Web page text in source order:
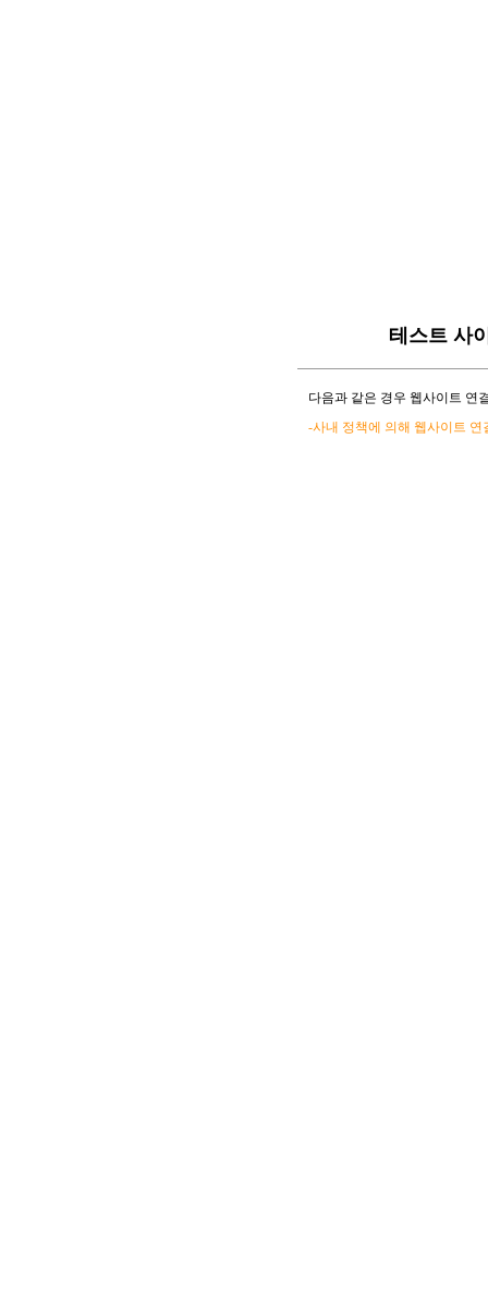
테스트 사
다음과 같은 경우 웹사이트 연
-사내 정책에 의해 웹사이트